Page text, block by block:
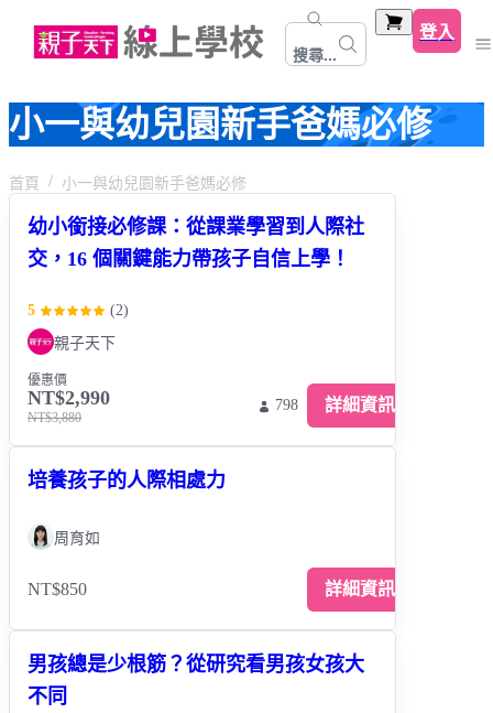
搜尋...
登入
小一與幼兒園新手爸媽必修
首頁 小一與幼兒園新手爸媽必修
幼小銜接必修課：從課業學習到人際社
交，16 個關鍵能力帶孩子自信上學！
5 (2)
親子天下
優惠價
NT$2,990
NT$3,880
798 詳細資訊
培養孩子的人際相處力
周育如
NT$850 詳細資訊
男孩總是少根筋？從研究看男孩女孩大
不同